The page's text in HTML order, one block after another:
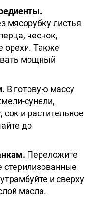
мясорубку листья
чеснок,
орехи. Также
мощный
В готовую массу
сунели,
и растительное
до
Переложите
стерилизованные
и сверху
масла.